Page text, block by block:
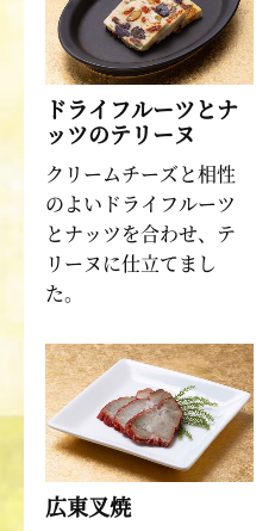
ドライフルーツとナ
ッツのテリーヌ
クリームチーズと相性
のよいドライフルーツ
とナッツを合わせ、テ
リーヌに仕立てまし
た。
広東叉焼